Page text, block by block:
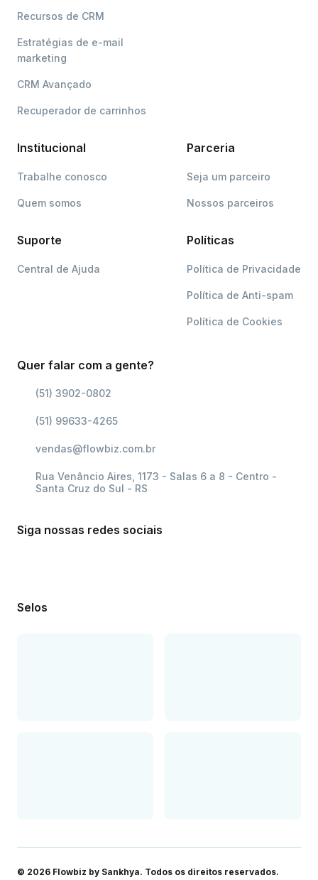
Recursos de CRM
Estratégias de e-mail
marketing
CRM Avançado
Recuperador de carrinhos
Institucional
Trabalhe conosco
Quem somos
Parceria
Seja um parceiro
Nossos parceiros
Suporte
Central de Ajuda
Políticas
Política de Privacidade
Política de Anti-spam
Política de Cookies
Quer falar com a gente?
(51) 3902-0802
(51) 99633-4265
vendas@flowbiz.com.br
Rua Venâncio Aires, 1173 - Salas 6 a 8 - Centro -
Santa Cruz do Sul - RS
Siga nossas redes sociais
Selos
© 2026 Flowbiz by Sankhya. Todos os direitos reservados.